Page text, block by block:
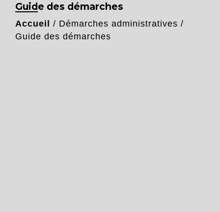
Guide des démarches
Accueil / Démarches administratives /
Guide des démarches